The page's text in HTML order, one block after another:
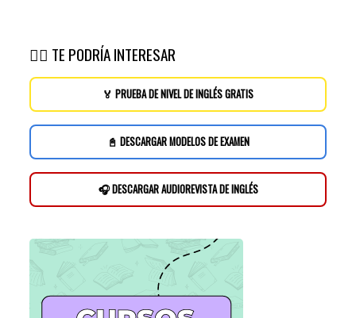
👉🏽 TE PODRÍA INTERESAR
🏅 PRUEBA DE NIVEL DE INGLÉS GRATIS
📓 DESCARGAR MODELOS DE EXAMEN
🎧 DESCARGAR AUDIOREVISTA DE INGLÉS